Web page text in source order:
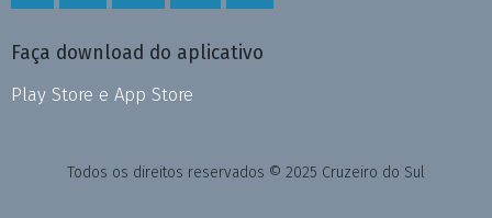
Faça download do aplicativo
Play Store e App Store
Todos os direitos reservados © 2025 Cruzeiro do Sul